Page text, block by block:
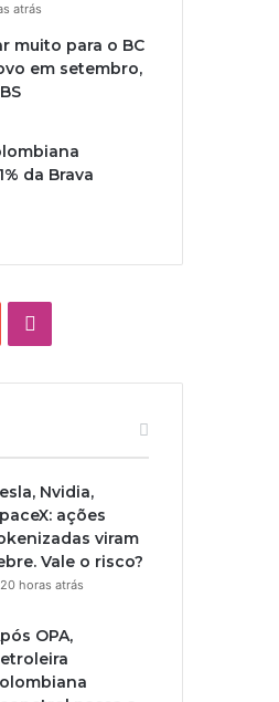
atrás
muito para o BC
em setembro,
da Brava
Nvidia,
ações
viram
Vale o risco?
20 horas atrás
OPA,